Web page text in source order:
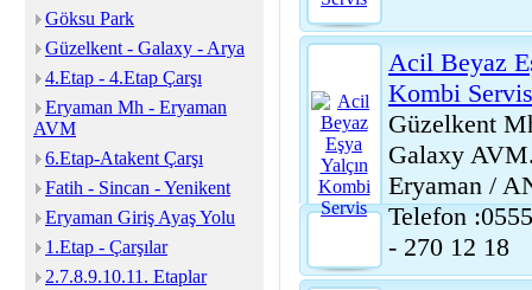
Göksu Park
Güzelkent - Galaxy - Arya
4.Etap - 4.Etap Çarşı
Eryaman Mh - Eryaman
AVM
6.Etap-Atakent Çarşı
Fatih - Sincan - Yenikent
Eryaman Giriş Ayaş Yolu
1.Etap - Çarşılar
2.7.8.9.10.11. Etaplar
Acil Beyaz
Kombi Servis
Güzelkent
Galaxy
Eryaman /
Telefon
- 270 12 18